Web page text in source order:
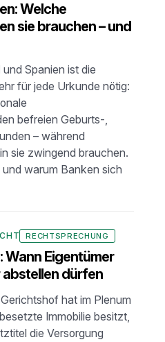
Welche
sie brauchen – und
Spanien ist die
für jede Urkunde nötig:
befreien Geburts-,
– während
sie zwingend brauchen.
warum Banken sich
RECHTSPRECHUNG
Wann Eigentümer
dürfen
hat im Plenum
Immobilie besitzt,
die Versorgung